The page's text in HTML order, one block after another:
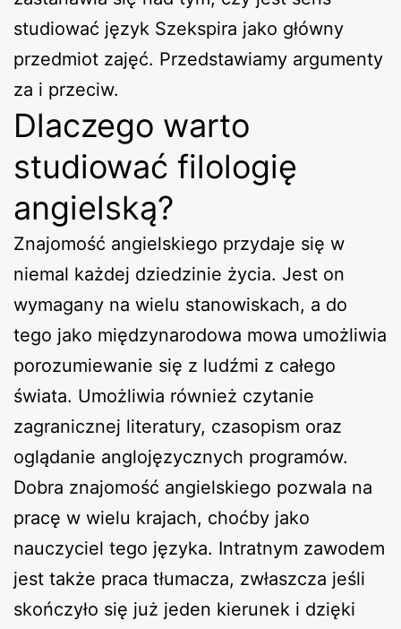
studiować język Szekspira jako główny
przedmiot zajęć. Przedstawiamy argumenty
za i przeciw.
Dlaczego warto
studiować filologię
angielską?
Znajomość angielskiego przydaje się w
niemal każdej dziedzinie życia. Jest on
wymagany na wielu stanowiskach, a do
tego jako międzynarodowa mowa umożliwia
porozumiewanie się z ludźmi z całego
świata. Umożliwia również czytanie
zagranicznej literatury, czasopism oraz
oglądanie anglojęzycznych programów.
Dobra znajomość angielskiego pozwala na
pracę w wielu krajach, choćby jako
nauczyciel tego języka. Intratnym zawodem
jest także praca tłumacza, zwłaszcza jeśli
skończyło się już jeden kierunek i dzięki